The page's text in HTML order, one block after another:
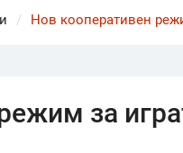
Нов кооперативен
за